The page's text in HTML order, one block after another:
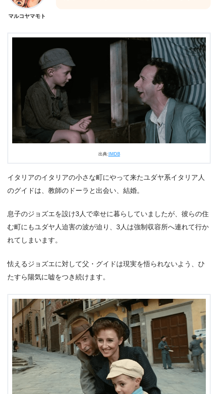
マルコヤマモト
出典: IMDB
イタリアのイタリアの小さな町にやって来たユダヤ系イタリア人
のグイドは、教師のドーラと出会い、結婚。
息子のジョズエを設け3人で幸せに暮らしていましたが、彼らの住
む町にもユダヤ人迫害の波が迫り、3人は強制収容所へ連れて行か
れてしまいます。
怯えるジョズエに対して父・グイドは現実を悟られないよう、ひ
たすら陽気に嘘をつき続けます。